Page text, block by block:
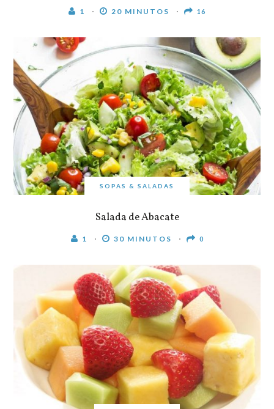
1 20 MINUTOS 16
SOPAS & SALADAS
Salada de Abacate
1 30 MINUTOS 0